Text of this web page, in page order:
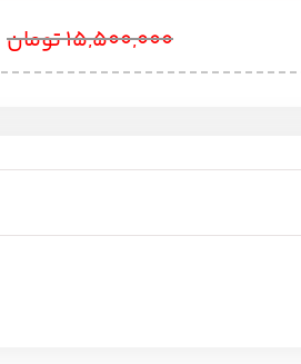
15,500,000تومان